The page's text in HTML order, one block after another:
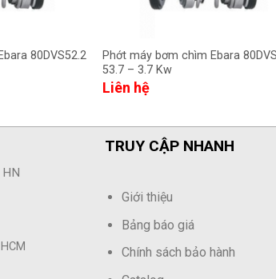
80DVS52.2
Phớt máy bơm chìm Ebara
53.7 – 3.7 Kw
Liên hệ
TRUY CẬP NHANH
Giới thiệu
Bảng báo giá
Chính sách bảo hành